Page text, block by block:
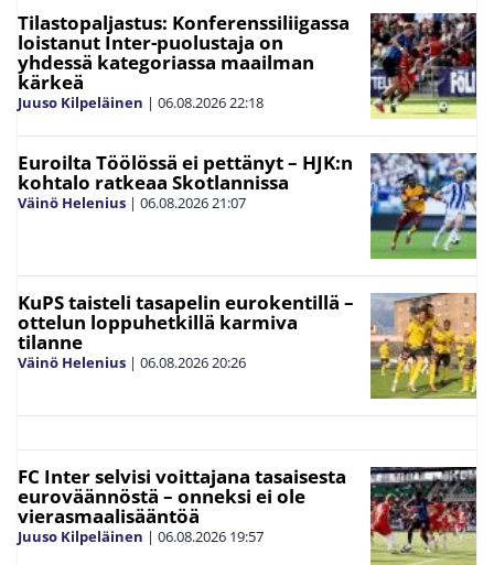
Tilastopaljastus: Konferenssiliigassa
loistanut Inter-puolustaja on
yhdessä kategoriassa maailman
kärkeä
Juuso Kilpeläinen | 06.08.202622:18
Euroilta Töölössä ei pettänyt – HJK:n
kohtalo ratkeaa Skotlannissa
Väinö Helenius | 06.08.202621:07
KuPS taisteli tasapelin eurokentillä –
ottelun loppuhetkillä karmiva
tilanne
Väinö Helenius | 06.08.202620:26
FC Inter selvisi voittajana tasaisesta
euroväännöstä – onneksi ei ole
vierasmaalisääntöä
Juuso Kilpeläinen | 06.08.2026 19:57